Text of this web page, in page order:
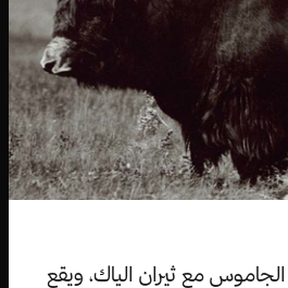
مع ثيران الياك، ويقع